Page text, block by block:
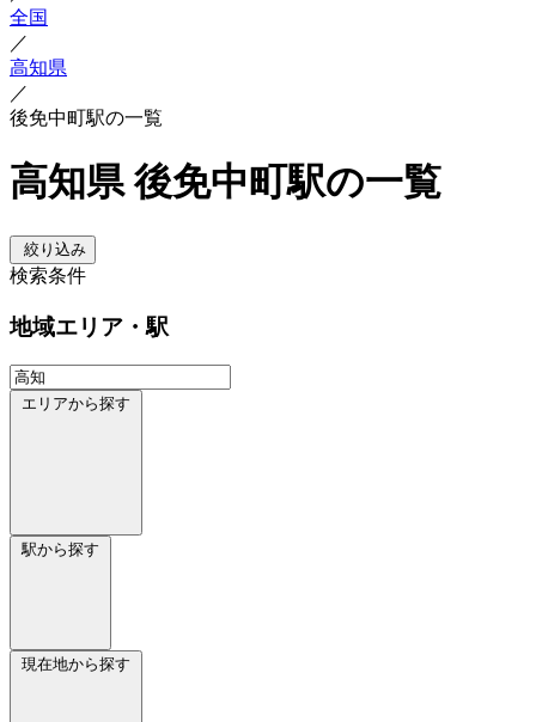
全国
／
高知県
／
後免中町駅の一覧
高知県 後免中町駅の一覧
絞り込み
検索条件
地域エリア・駅
エリアから探す
駅から探す
現在地から探す